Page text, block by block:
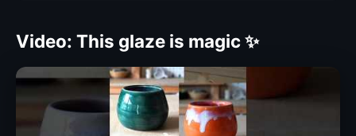
Video: This glaze is magic ✨